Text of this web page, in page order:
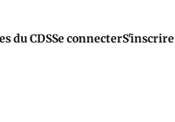
du CDSSe connecterS'inscrire